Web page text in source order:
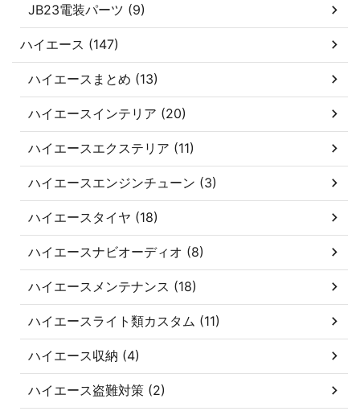
JB23電装パーツ (9)
ハイエース (147)
ハイエースまとめ (13)
ハイエースインテリア (20)
ハイエースエクステリア (11)
ハイエースエンジンチューン (3)
ハイエースタイヤ (18)
ハイエースナビオーディオ (8)
ハイエースメンテナンス (18)
ハイエースライト類カスタム (11)
ハイエース収納 (4)
ハイエース盗難対策 (2)